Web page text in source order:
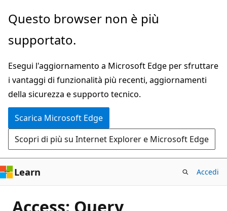
Ignora
passa
contenuto
principale
Questo browser non è più
supportato.
Esegui l'aggiornamento a Microsoft Edge per sfruttare
i vantaggi di funzionalità più recenti, aggiornamenti
della sicurezza e supporto tecnico.
Scarica Microsoft Edge
Scopri di più su Internet Explorer e Microsoft Edge
Learn Accedi